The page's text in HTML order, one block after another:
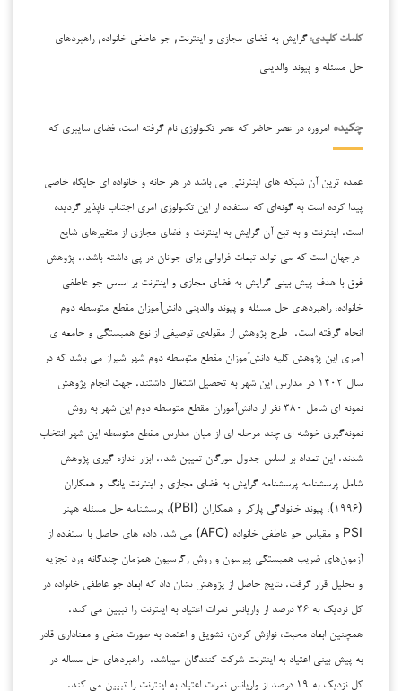
کلمات کلیدی:گرایش به فضای مجازی و اینترنت, جو عاطفی خانواده, راهبردهای
حل مسئله و پیوند والدینی
چکیده امروزه در عصر حاضر که عصر تکنولوژی نام گرفته است، فضای سایبری که
عمده ترین آن شبکه های اینترنتی می باشد در هر خانه و خانواده ای جایگاه خاصی
پیدا کرده است به گونه‌ای که استفاده از این تکنولوژی امری اجتناب ناپذیر گردیده
است. اینترنت و به تبع آن گرایش به اینترنت و فضای مجازی از متغیرهای شایع
درجهان است که می تواند تبعات فراوانی برای جوانان در پی داشته باشد.. پژوهش
فوق با هدف پیش بینی گرایش به فضای مجازی و اینترنت بر اساس جو عاطفی
خانواده، راهبردهای حل مسئله و پیوند والدینی دانش‌آموزان مقطع متوسطه دوم
انجام گرفته است. طرح پژوهش از مقوله‌ی توصیفی از نوع همبستگی و جامعه ی
آماری این پژوهش کلیه دانش‌آموزان مقطع متوسطه دوم شهر شیراز می باشد که در
سال ۱۴۰۲ در مدارس این شهر به تحصیل اشتغال داشتند. جهت انجام پژوهش
نمونه ای شامل ۳۸۰ نفر از دانش‌آموزان مقطع متوسطه دوم این شهر به روش
نمونه‌گیری خوشه ای چند مرحله ای از میان مدارس مقطع متوسطه این شهر انتخاب
شدند. این تعداد بر اساس جدول مورگان تعیین شد.. ابزار اندازه گیری پژوهش
شامل پرسشنامه پرسشنامه گرایش به فضای مجازی و اینترنت یانگ و همکاران
(۱۹۹۶)، پیوند خانوادگی پارکر و همکاران (PBI)، پرسشنامه حل مسئله هپنر
PSI و مقیاس جو عاطفی خانواده (AFC) می شد. داده های حاصل با استفاده از
آزمون‌های ضریب همبستگی پیرسون و روش رگرسیون همزمان چندگانه ورد تجزیه
و تحلیل قرار گرفت. نتایج حاصل از پژوهش نشان داد که ابعاد جو عاطفی خانواده در
کل نزدیک به ۳۶ درصد از واریانس نمرات اعتیاد به اینترنت را تبیین می کند.
همچنین ابعاد محبت، نوازش کردن، تشویق و اعتماد به صورت منفی و معناداری قادر
به پیش بینی اعتیاد به اینترنت شرکت کنندگان میباشد. راهبردهای حل مساله در
کل نزدیک به ۱۹ درصد از واریانس نمرات اعتیاد به اینترنت را تبیین می کند.